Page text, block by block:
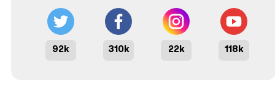
92k 310k 22k 118k